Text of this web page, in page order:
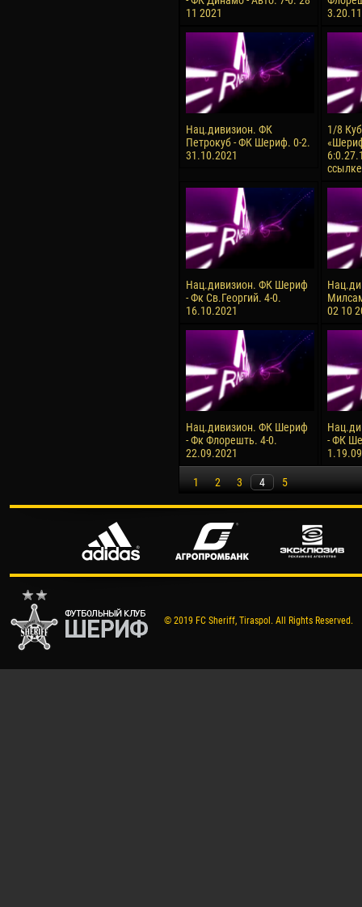
11 2021
Нац.дивизион. ФК
Петрокуб - ФК Шериф. 0-2.
31.10.2021
1/8
ссылке
Нац.дивизион. ФК Шериф
- Фк Св.Георгий. 4-0.
16.10.2021
02 10
Нац.дивизион. ФК Шериф
- Фк Флорешть. 4-0.
22.09.2021
- ФК
1 2 3 4 5
© 2019 FC Sheriff, Tiraspol. All Rights Reserved.